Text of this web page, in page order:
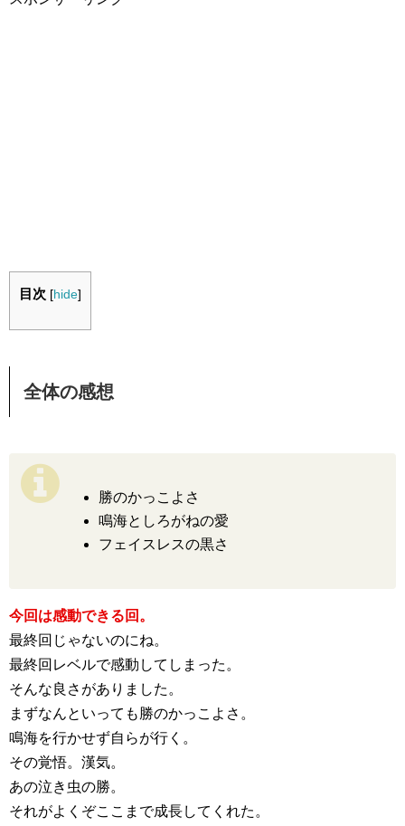
目次 [hide]
全体の感想
勝のかっこよさ
鳴海としろがねの愛
フェイスレスの黒さ
今回は感動できる回。
最終回じゃないのにね。
最終回レベルで感動してしまった。
そんな良さがありました。
まずなんといっても勝のかっこよさ。
鳴海を行かせず自らが行く。
その覚悟。漢気。
あの泣き虫の勝。
それがよくぞここまで成長してくれた。